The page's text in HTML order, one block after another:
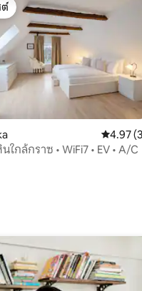
รีวิว
ต์
ต์
คะแนนเ
4.97
ใกล้กราซ • WiFi7 • EV • A/C